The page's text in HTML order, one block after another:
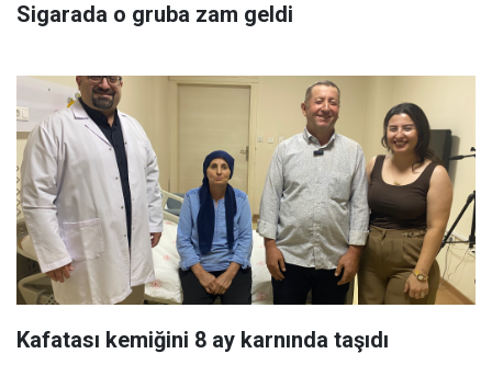
Sigarada o gruba zam geldi
Kafatası kemiğini 8 ay karnında taşıdı